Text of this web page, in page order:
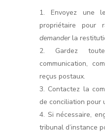
Envoyez une
propriétaire pour
demanderla
Gardez
communication,
reçus postaux.
Contactez la
de conciliation pour
Si nécessaire,
tribunal d’instance